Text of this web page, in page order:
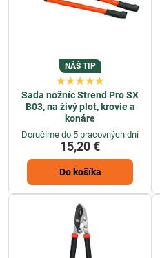
NÁŠ TIP
Sada nožníc Strend Pro SX
B03, na živý plot, krovie a
konáre
Doručíme do 5 pracovných dní
15,20 €
Do košíka